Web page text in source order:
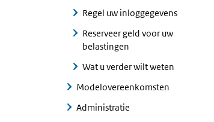
Regel uw inloggegevens
Reserveer geld voor uw
belastingen
Wat u verder wilt weten
Modelovereenkomsten
Administratie